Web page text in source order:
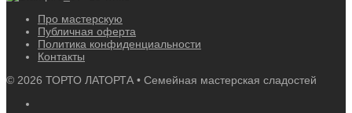
Про мастерскую
Публичная оферта
Политика конфиденциальности
Контакты
© 2026 ТОРТО ЛАТОРТА • Семейная мастерская сладостей